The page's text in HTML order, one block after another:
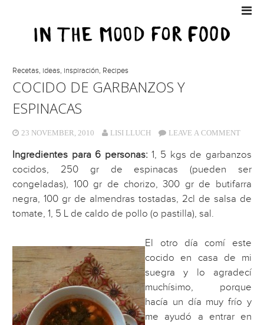
Recetas, ideas, inspiración, Recipes
COCIDO DE GARBANZOS Y
ESPINACAS
23 NOVEMBER, 2010 LISI LLUCH LEAVE A COMMENT
Ingredientes para 6 personas: 1, 5 kgs de garbanzos
cocidos, 250 gr de espinacas (pueden ser
congeladas), 100 gr de chorizo, 300 gr de butifarra
negra, 100 gr de almendras tostadas, 2cl de salsa de
tomate, 1, 5 L de caldo de pollo (o pastilla), sal.
El otro día comí este
cocido en casa de mi
suegra y lo agradecí
muchísimo, porque
hacía un día muy frío y
me ayudó a entrar en